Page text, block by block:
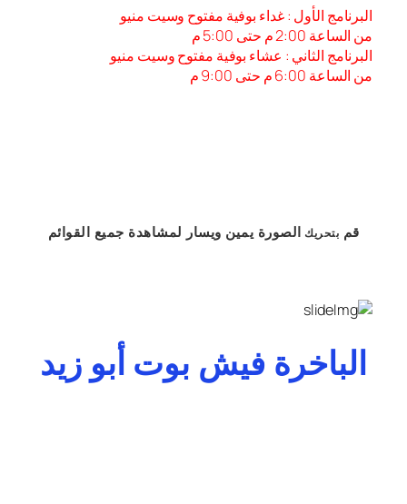
البرنامج الأول : غداء بوفية مفتوح وسيت منيو
من الساعة 2:00 م حتى 5:00 م
البرنامج الثاني : عشاء بوفية مفتوح وسيت منيو
من الساعة 6:00 م حتى 9:00 م
قم بتحريك الصورة يمين ويسار لمشاهدة جميع القوائم
الباخرة فيش بوت أبو زيد